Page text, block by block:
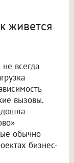
живется
всегда
вызовы.
обычно
бизнес-